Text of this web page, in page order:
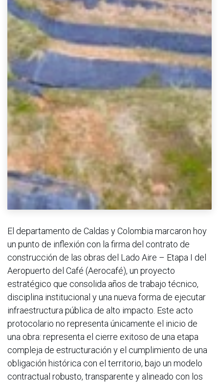
El departamento de Caldas y Colombia marcaron hoy
un punto de inflexión con la firma del contrato de
construcción de las obras del Lado Aire – Etapa I del
Aeropuerto del Café (Aerocafé), un proyecto
estratégico que consolida años de trabajo técnico,
disciplina institucional y una nueva forma de ejecutar
infraestructura pública de alto impacto. Este acto
protocolario no representa únicamente el inicio de
una obra: representa el cierre exitoso de una etapa
compleja de estructuración y el cumplimiento de una
obligación histórica con el territorio, bajo un modelo
contractual robusto, transparente y alineado con los